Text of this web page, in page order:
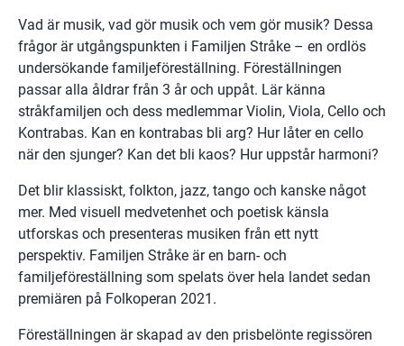
Vad är musik, vad gör musik och vem gör musik? Dessa
frågor är utgångspunkten i Familjen Stråke – en ordlös
undersökande familjeföreställning. Föreställningen
passar alla åldrar från 3 år och uppåt. Lär känna
stråkfamiljen och dess medlemmar Violin, Viola, Cello och
Kontrabas. Kan en kontrabas bli arg? Hur låter en cello
när den sjunger? Kan det bli kaos? Hur uppstår harmoni?
Det blir klassiskt, folkton, jazz, tango och kanske något
mer. Med visuell medvetenhet och poetisk känsla
utforskas och presenteras musiken från ett nytt
perspektiv. Familjen Stråke är en barn- och
familjeföreställning som spelats över hela landet sedan
premiären på Folkoperan 2021.
Föreställningen är skapad av den prisbelönte regissören